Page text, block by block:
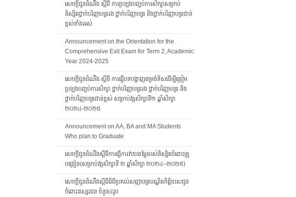
សេចក្តីជូនដំណឹង ស្តីពី ការប្រឡងបញ្ចប់ការសិក្សាសម្រាប់
និស្សិតថ្នាក់បរិញ្ញាបត្ររង ថ្នាក់បរិញ្ញាបត្រ និងថ្នាក់បរិញ្ញាបត្រជាន់
ខ្ពស់ទាំងអស់
Announcement on the Orientation for the
Comprehensive Exit Exam for Term 2, Academic
Year 2024-2025
សេចក្តីជូនដំណឹង ស្តីពី ការធ្វើបទបង្ហាញតម្រង់ទិសដើម្បីត្រៀម
ប្រឡងបញ្ចប់ការសិក្សា ថ្នាក់បរិញ្ញាបត្ររង ថ្នាក់បរិញ្ញាបត្រ និង
ថ្នាក់បរិញ្ញាបត្រជាន់ខ្ពស់ សម្រាប់វគ្គសិក្សាទី២ ឆ្នាំសិក្សា
២០២៤-២០២៥
Announcement on AA, BA and MA Students
Who plan to Graduate
សេចក្តីជូនដំណឹងស្តីពីការធ្វើការវាយតម្លៃរបស់និស្សិតចំពោះគ្រូ
បង្រៀន(សម្រាប់វគ្គសិក្សាទី ២ ឆ្នាំសិក្សា ២០២៤–២០២៥)
សេចក្តីជូនដំណឹងស្ដីពីពិធីប្រគល់សញ្ញាបត្របណ្ឌិតកិត្តិយសជូន
ចំពោះឥស្សរជន ចំនួន៤រូប